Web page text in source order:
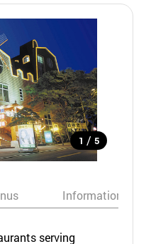
1 / 5
Informations
serving